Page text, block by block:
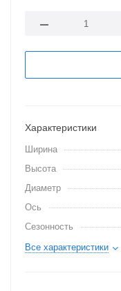
Характеристики
Ширина
Высота
Диаметр
Ось
Сезонность
Все характеристики